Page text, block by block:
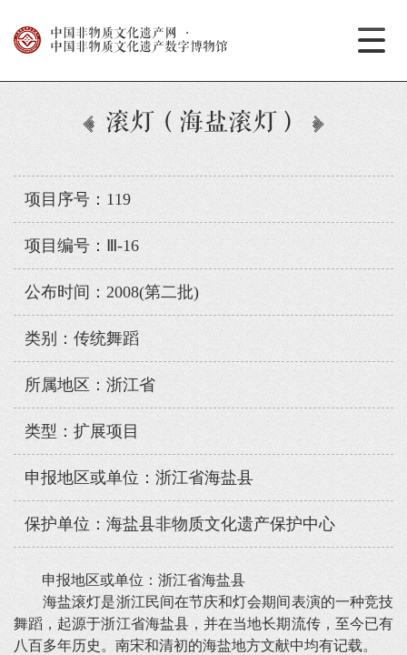
中国非物质文化遗产网
·
中国非物质文化遗产数字博物馆
滚灯（海盐滚灯）
项目序号：119
项目编号：Ⅲ-16
公布时间：2008(第二批)
类别：传统舞蹈
所属地区：浙江省
类型：扩展项目
申报地区或单位：浙江省海盐县
保护单位：海盐县非物质文化遗产保护中心
申报地区或单位：浙江省海盐县
海盐滚灯是浙江民间在节庆和灯会期间表演的一种竞技
舞蹈，起源于浙江省海盐县，并在当地长期流传，至今已有
八百多年历史。南宋和清初的海盐地方文献中均有记载。